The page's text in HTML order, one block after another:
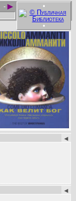
•
•
►
-
◄
◄